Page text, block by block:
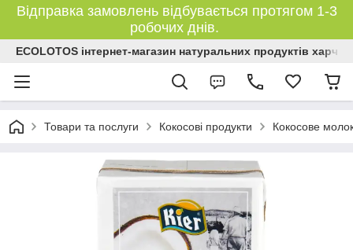
Відправка замовлень відбувається протягом 1-3
робочих днів.
ECOLOTOS інтернет-магазин натуральних продуктів
Товари та послуги Кокосові продукти Кокосове